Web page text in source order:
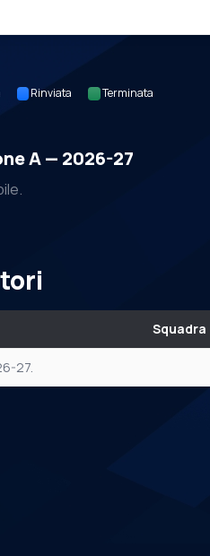
Rinviata Terminata
A — 2026-27
Squadra
27.